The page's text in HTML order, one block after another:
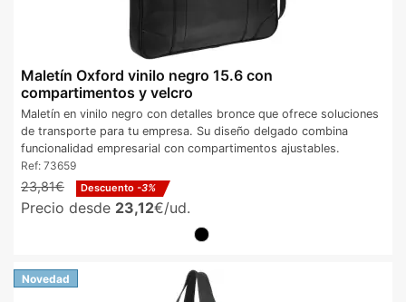
Maletín Oxford vinilo negro 15.6 con
compartimentos y velcro
Maletín en vinilo negro con detalles bronce que ofrece soluciones
de transporte para tu empresa. Su diseño delgado combina
funcionalidad empresarial con compartimentos ajustables.
Ref: 73659
23,81€ Descuento -3%
Precio desde 23,12€/ud.
Novedad